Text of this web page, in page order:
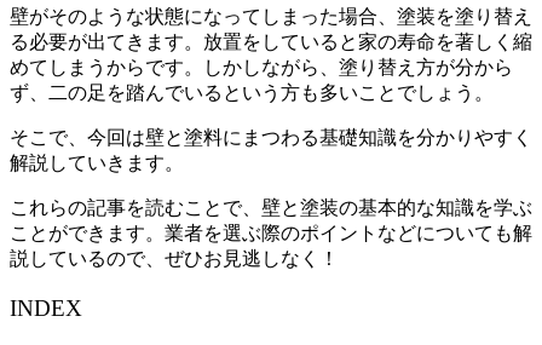
壁がそのような状態になってしまった場合、塗装を塗り替え
る必要が出てきます。放置をしていると家の寿命を著しく縮
めてしまうからです。しかしながら、塗り替え方が分から
ず、二の足を踏んでいるという方も多いことでしょう。
そこで、今回は壁と塗料にまつわる基礎知識を分かりやすく
解説していきます。
これらの記事を読むことで、壁と塗装の基本的な知識を学ぶ
ことができます。業者を選ぶ際のポイントなどについても解
説しているので、ぜひお見逃しなく！
INDEX